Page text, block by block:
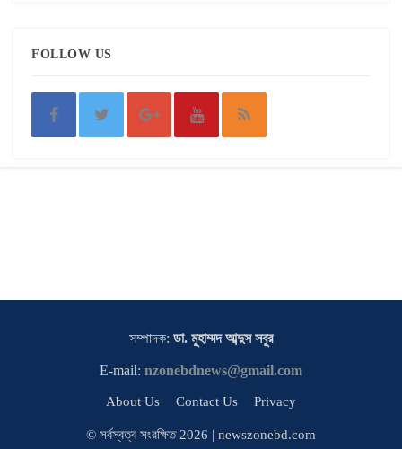
FOLLOW US
সম্পাদক: ডা. মুহাম্মদ আব্দুস সবুর
E-mail: nzonebdnews@gmail.com
About Us Contact Us Privacy
© সর্বস্বত্ব সংরক্ষিত 2026 | newszonebd.com